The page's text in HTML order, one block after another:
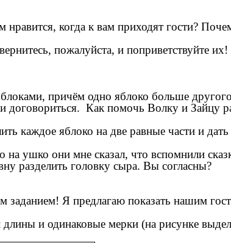
когда к вам приходят гости?
пожалуйста, и поприветствуйте
причём одно яблоко больше
договориться. Как помочь Волку и Зайцу
каждое яблоко на две равные части и
ушко они мне сказал, что вспомнили
разделить головку сыра. Вы согласны?
заданием! Я предлагаю показать нашим
и одинаковые мерки (на рисунке